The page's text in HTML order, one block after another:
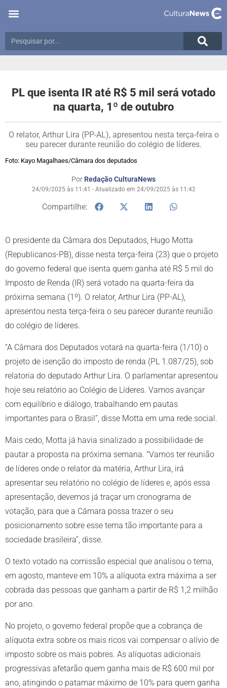
PL que isenta IR até R$ 5 mil será votado
na quarta, 1º de outubro
O relator, Arthur Lira (PP-AL), apresentou nesta terça-feira o
seu parecer durante reunião do colégio de líderes.
Foto: Kayo Magalhaes/Câmara dos deputados
Por Redação CulturaNews
24/09/2025 às 11:41 - Atualizado em 24/09/2025 às 11:42
Compartilhe:
O presidente da Câmara dos Deputados, Hugo Motta
(Republicanos-PB), disse nesta terça-feira (23) que o projeto
do governo federal que isenta quem ganha até R$ 5 mil do
Imposto de Renda (IR) será votado na quarta-feira da
próxima semana (1º). O relator, Arthur Lira (PP-AL),
apresentou nesta terça-feira o seu parecer durante reunião
do colégio de líderes.
“A Câmara dos Deputados votará na quarta-feira (1/10) o
projeto de isenção do imposto de renda (PL 1.087/25), sob
relatoria do deputado Arthur Lira. O parlamentar apresentou
hoje seu relatório ao Colégio de Líderes. Vamos avançar
com equilíbrio e diálogo, trabalhando em pautas
importantes para o Brasil”, disse Motta em uma rede social.
Mais cedo, Motta já havia sinalizado a possibilidade de
pautar a proposta na próxima semana. “Vamos ter reunião
de líderes onde o relator da matéria, Arthur Lira, irá
apresentar seu relatório no colégio de líderes e, após essa
apresentação, devemos já traçar um cronograma de
votação, para que a Câmara possa trazer o seu
posicionamento sobre esse tema tão importante para a
sociedade brasileira”, disse.
O texto votado na comissão especial que analisou o tema,
em agosto, manteve em 10% a alíquota extra máxima a ser
cobrada das pessoas que ganham a partir de R$ 1,2 milhão
por ano.
No projeto, o governo federal propõe que a cobrança de
alíquota extra sobre os mais ricos vai compensar o alívio de
imposto sobre os mais pobres. As alíquotas adicionais
progressivas afetarão quem ganha mais de R$ 600 mil por
ano, atingindo o patamar máximo de 10% para quem ganha